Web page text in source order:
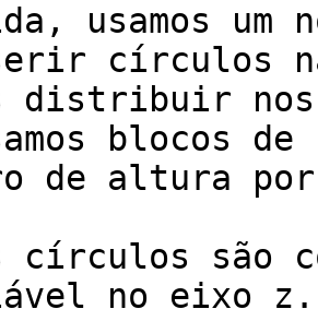
usamos
círculos
distribuir
blocos
de altura
círculos são
no eixo z.